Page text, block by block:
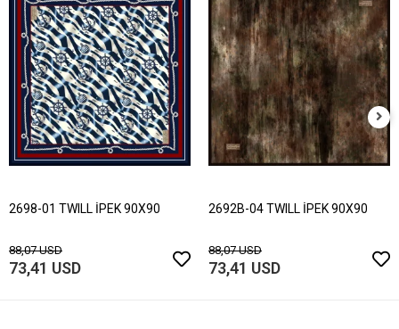
2698-01 TWILL İPEK 90X90
88,07 USD
73,41 USD
2692B-04 TWILL İPEK 90X90
88,07 USD
73,41 USD